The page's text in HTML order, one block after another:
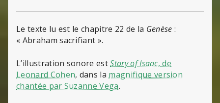
Le texte lu est le chapitre 22 de la Genèse :
« Abraham sacrifiant ».
L’illustration sonore estStory of Isaac, de
Leonard Cohen, dans la magnifique version
chantée par Suzanne Vega.